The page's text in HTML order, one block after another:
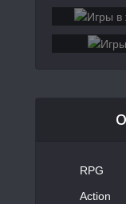
RPG
Action